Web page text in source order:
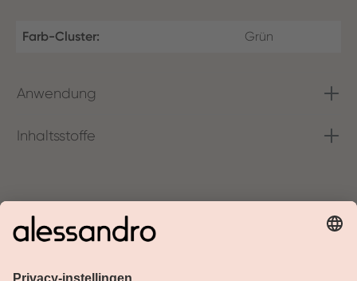
Farb-Cluster: Grün
Anwendung
Inhaltsstoffe